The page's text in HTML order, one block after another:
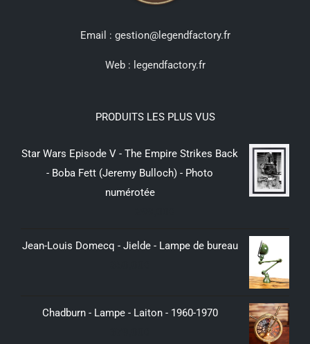
Email : gestion@legendfactory.fr
Web : legendfactory.fr
PRODUITS LES PLUS VUS
Star Wars Episode V - The Empire Strikes Back
- Boba Fett (Jeremy Bulloch) - Photo
numérotée
Jean-Louis Domecq - Jielde - Lampe de bureau
Chadburn - Lampe - Laiton - 1960-1970